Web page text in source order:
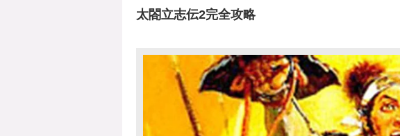
太閤立志伝2完全攻略